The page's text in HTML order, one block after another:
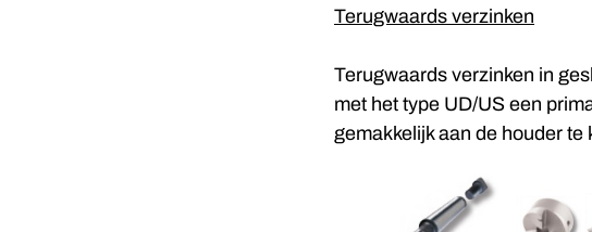
Terugwaards verzinken
Terugwaards verzinken in
met het type UD/US een
gemakkelijk aan de houder te